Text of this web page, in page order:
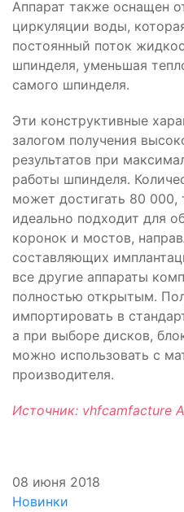
Аппарат также оснащен
циркуляции воды,
постоянный поток
шпинделя, уменьшая
самого шпинделя.
Эти конструктивные
залогом получения
результатов при
работы шпинделя.
может достигать 80 000,
идеально подходит для
коронок и мостов,
составляющих
все другие аппараты
полностью открытым.
импортировать в
а при выборе дисков,
можно использовать с
производителя.
Источник: vhfcamfacture
08 июня 2018
Новинки